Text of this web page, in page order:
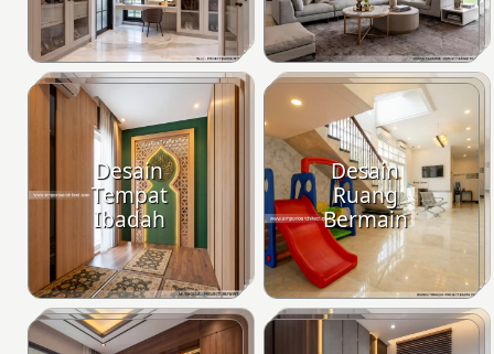
Desain
Tempat
Ibadah
Desain
Ruang
Bermain